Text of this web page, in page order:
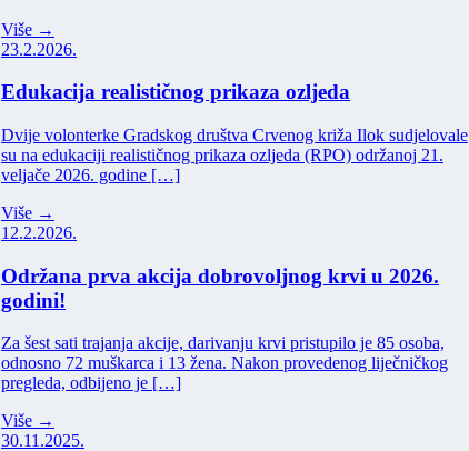
Više →
23.2.2026.
Edukacija realističnog prikaza ozljeda
Dvije volonterke Gradskog društva Crvenog križa Ilok sudjelovale
su na edukaciji realističnog prikaza ozljeda (RPO) održanoj 21.
veljače 2026. godine […]
Više →
12.2.2026.
Održana prva akcija dobrovoljnog krvi u 2026.
godini!
Za šest sati trajanja akcije, darivanju krvi pristupilo je 85 osoba,
odnosno 72 muškarca i 13 žena. Nakon provedenog liječničkog
pregleda, odbijeno je […]
Više →
30.11.2025.